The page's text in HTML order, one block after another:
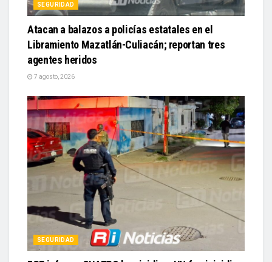
SEGURIDAD
Atacan a balazos a policías estatales en el
Libramiento Mazatlán-Culiacán; reportan tres
agentes heridos
7 agosto, 2026
SEGURIDAD